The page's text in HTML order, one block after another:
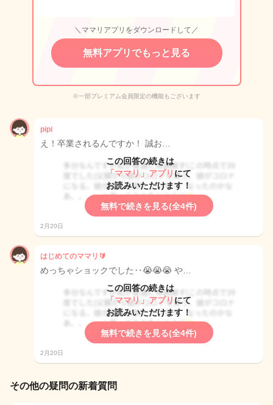
＼ママリアプリをダウンロードして／
無料アプリでもっと見る
※一部プレミアム会員限定の機能もございます
pipi
え！卒業されるんですか！ 誠お…
この回答の続きは
「ママリ」アプリ にて
お読みいただけます！
無料で続きを見る(全4件)
2月20日
はじめてのママリ🔰
めっちゃショックでした‥😭😭😭 や…
この回答の続きは
「ママリ」アプリ にて
お読みいただけます！
無料で続きを見る(全4件)
2月20日
その他の疑問の新着質問